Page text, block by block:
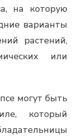
на которую
варианты
растений,
или
могут быть
который